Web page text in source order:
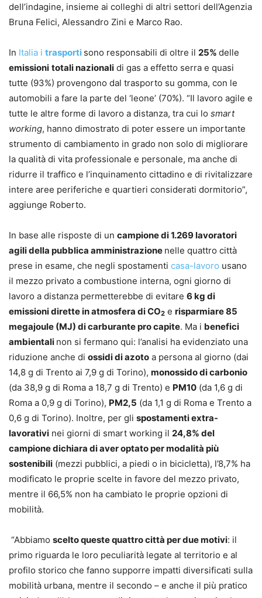
dell’indagine, insieme ai colleghi di altri settori dell’Agenzia
Bruna Felici, Alessandro Zini e Marco Rao.
In Italia i trasporti sono responsabili di oltre il 25% delle
emissioni totali nazionali di gas a effetto serra e quasi
tutte (93%) provengono dal trasporto su gomma, con le
automobili a fare la parte del ‘leone’ (70%). “Il lavoro agile e
tutte le altre forme di lavoro a distanza, tra cui lo smart
working, hanno dimostrato di poter essere un importante
strumento di cambiamento in grado non solo di migliorare
la qualità di vita professionale e personale, ma anche di
ridurre il traffico e l’inquinamento cittadino e di rivitalizzare
intere aree periferiche e quartieri considerati dormitorio”,
aggiunge Roberto.
In base alle risposte di un campione di 1.269 lavoratori
agili della pubblica amministrazione nelle quattro città
prese in esame, che negli spostamenti casa-lavoro usano
il mezzo privato a combustione interna, ogni giorno di
lavoro a distanza permetterebbe di evitare 6 kg di
emissioni dirette in atmosfera di CO2 e risparmiare 85
megajoule (MJ) di carburante pro capite. Ma i benefici
ambientali non si fermano qui: l’analisi ha evidenziato una
riduzione anche di ossidi di azoto a persona al giorno (dai
14,8 g di Trento ai 7,9 g di Torino), monossido di carbonio
(da 38,9 g di Roma a 18,7 g di Trento) e PM10 (da 1,6 g di
Roma a 0,9 g di Torino), PM2,5 (da 1,1 g di Roma e Trento a
0,6 g di Torino). Inoltre, per gli spostamenti extra-
lavorativi nei giorni di smart working il 24,8% del
campione dichiara di aver optato per modalità più
sostenibili (mezzi pubblici, a piedi o in bicicletta), l’8,7% ha
modificato le proprie scelte in favore del mezzo privato,
mentre il 66,5% non ha cambiato le proprie opzioni di
mobilità.
“Abbiamo scelto queste quattro città per due motivi: il
primo riguarda le loro peculiarità legate al territorio e al
profilo storico che fanno supporre impatti diversificati sulla
mobilità urbana, mentre il secondo – e anche il più pratico